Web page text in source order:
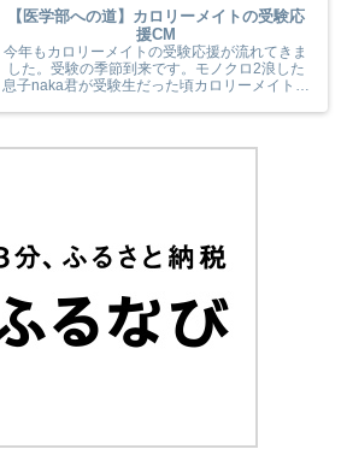
【医学部への道】カロリーメイトの受験応
援CM
今年もカロリーメイトの受験応援が流れてきま
した。受験の季節到来です。モノクロ2浪した
息子naka君が受験生だった頃カロリーメイトの
(^^) 今年のカロリーメイトの受験応援CMも音